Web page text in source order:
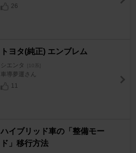
26
トヨタ(純正) エンブレム
シエンタ
車導夢運さん
11
ハイブリッド車の「整備モー
ド」移行方法